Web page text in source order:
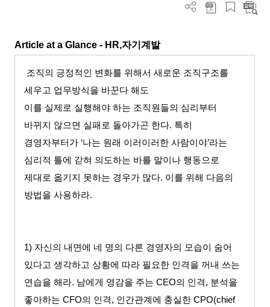
Article at a Glance - HR,자기계발
조직의 긍정적인 변화를 위해서 새로운 조직구조를
세우고 업무방식을 바꾼다 해도
이를 실제로 실행해야 하는 조직원들의 심리부터
바뀌지 않으면 실패로 돌아가곤 한다. 특히
경영자부터가 ‘나는 원래 이러이러한 사람이야’라는
심리적 틀에 갇혀 의도하는 바를 말이나 행동으로
제대로 옮기지 못하는 경우가 많다. 이를 위해 다음의
방법을 사용하라.
1) 자신의 내면에 네 명의 다른 경영자의 모습이 숨어
있다고 생각하고 상황에 따라 필요한 인격을 꺼내 쓰는
연습을 해라. 남에게 영감을 주는 CEO의 인격, 분석을
좋아하는 CFO의 인격, 인간관계에 충실한 CPO(chief